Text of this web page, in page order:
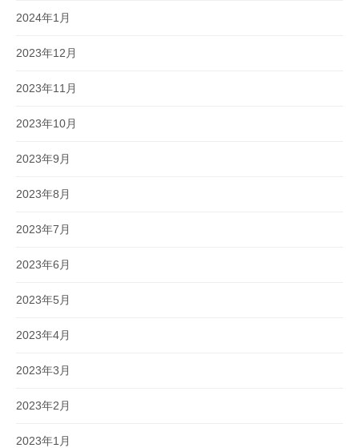
2024年1月
2023年12月
2023年11月
2023年10月
2023年9月
2023年8月
2023年7月
2023年6月
2023年5月
2023年4月
2023年3月
2023年2月
2023年1月